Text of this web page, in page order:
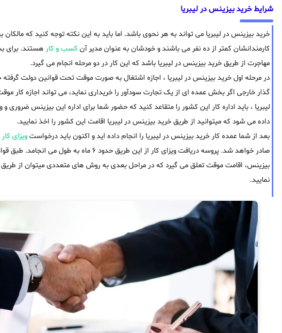
شرایط خرید بیزینس در لیبریا
خرید بیزینس در لیبریا می تواند به هر نحوی باشد. اما باید به این نکته توجه کنید که
کارمندانشان کمتر از ده نفر می باشند و خودشان به عنوان مدیر آن کسب و کار هستند. برای
مهاجرت از طریق خرید بیزینس در لیبریا باشد که این کار در دو مرحله انجام می گیرد.
در مرحله اول خرید بیزینس در لیبریا ، اجازه اشتغال به صورت موقت تحت قوانین دولت
گذار خارجی اگر بخش عمده ای از یک تجارت سودآور را خریداری نماید، می تواند اجازه کار
لیبریا ، باید اداره کار این کشور را متقاعد کنید که حضور شما برای اداره این بیزینس
داده می شود که میتوانید از طریق خرید بیزینس در لیبریا اقامت این کشور را اخذ نمایید.
بعد از شما عمده کار خرید بیزینس در لیبریا را انجام داده اید و اکنون باید درخواستویزای کار
صادر خواهد شد. پروسه دریافت ویزای کار از این
بیزینس، اقامت موقت تعلق می گیرد که در مراحل بعدی به روش های متعددی میتوان از طریق
نمایید.